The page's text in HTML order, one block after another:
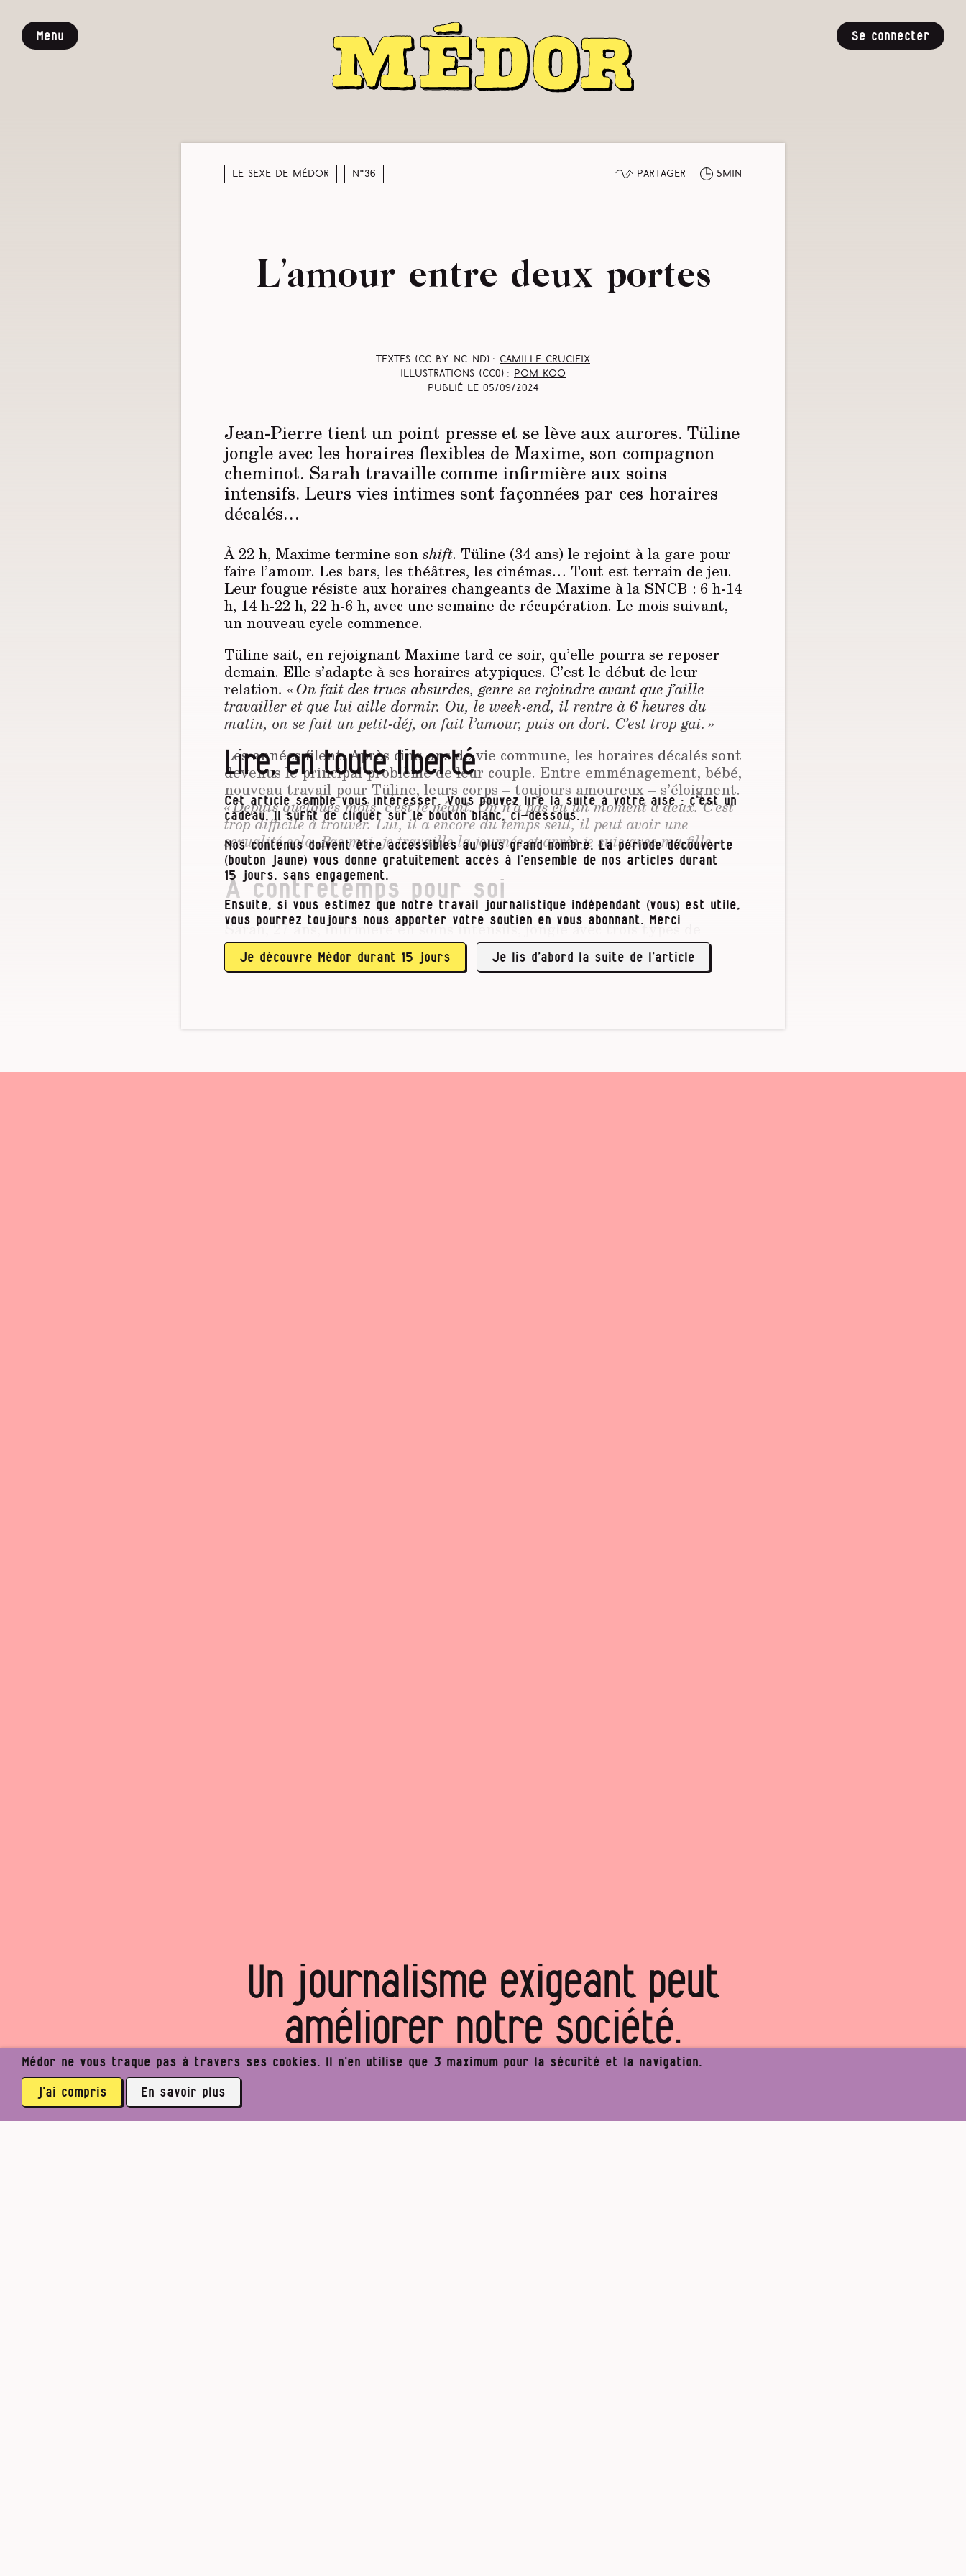
Menu Se connecter
Le sexe de Médor N°36 Partager 5min
L’amour entre deux portes
Textes (CC BY-NC-ND) : Camille Crucifix
Illustrations (CC0) :
Pom Koo
Publié le 05/09/2024
Jean-Pierre tient un point presse et se lève aux aurores. Tüline
jongle avec les horaires flexibles de Maxime, son compagnon
cheminot. Sarah travaille comme infirmière aux soins
intensifs. Leurs vies intimes sont façonnées par ces horaires
décalés…
À 22 h, Maxime termine son shift. Tüline (34 ans) le rejoint à la gare pour
faire l’amour. Les bars, les théâtres, les cinémas… Tout est terrain de jeu.
Leur fougue résiste aux horaires changeants de Maxime à la SNCB : 6 h-14
h, 14 h-22 h, 22 h-6 h, avec une semaine de récupération. Le mois suivant,
un nouveau cycle commence.
Tüline sait, en rejoignant Max­ime tard ce soir, qu’elle pourra se reposer
demain. Elle s’adapte à ses horaires atypiques. C’est le début de leur
relation. « On fait des trucs absurdes, genre se rejoindre avant que j’aille
travailler et que lui aille dormir. Ou, le week-end, il rentre à 6 heures du
matin, on se fait un petit-déj, on fait l’amour, puis on dort. C’est trop gai. »
Les années filent. Après cinq ans de vie commune, les horaires décalés sont
devenus le principal problème de leur couple. Entre emménagement, bébé,
nouveau travail pour Tüline, leurs corps – toujours amoureux – s’éloignent.
« Depuis quelques mois, c’est le néant. On n’a pas eu un moment à deux. C’est
trop difficile à trouver. Lui, il a encore du temps seul, il peut avoir une
sexualité solo. Pas moi, je travaille la journée et après je suis avec ma fille. »
À contretemps pour soi
Sarah, 27 ans, infirmière en soins intensifs, jongle avec trois types de
pauses : 7 h 30-15 h 30, 13 h 30-21 h ou 21 h-8 h. Thomas, son copain, est
artiste peintre et travaille …
Lire, en toute liberté
Cet article semble vous intéresser. Vous pouvez lire la suite à votre aise : c’est un
cadeau. Il suffit de cliquer sur le bouton blanc, ci-dessous.
Nos contenus doivent être accessibles au plus grand nombre. La période découverte
(bouton jaune) vous donne gratuitement accès à l’ensemble de nos articles durant
15 jours, sans engagement.
Ensuite, si vous estimez que notre travail journalistique indépendant (vous) est utile,
vous pourrez toujours nous apporter votre soutien en vous abonnant. Merci
Je découvre Médor durant 15 jours Je lis d’abord la suite de l’article
Un journalisme exigeant peut
améliorer notre société.
Voulez‑vous rejoindre notre projet ?
Médor ne vous traque pas à travers ses cookies. Il n’en utilise que 3 maximum pour la sécurité et la navigation.
j’ai compris En savoir plus